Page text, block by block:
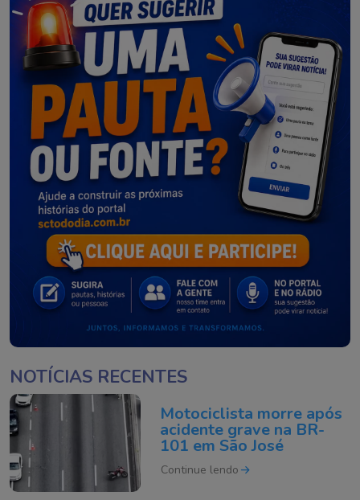
NOTÍCIAS RECENTES
Motociclista morre após
acidente grave na BR-
101 em São José
Continue lendo